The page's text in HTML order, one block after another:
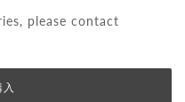
please contact